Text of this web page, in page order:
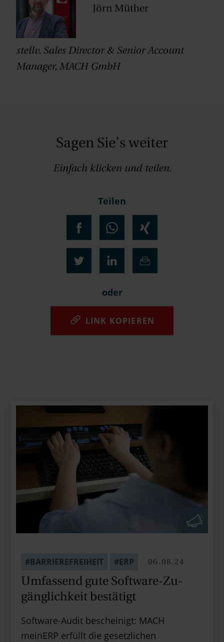
Jörn Müther
stellv. Sales Director & Senior Account
Manager, MACH GmbH
Sagen Sie’s weiter
Einfach klicken und teilen.
Teilen
oder
LINK KOPIEREN
#BARRIEREFREIHEIT #ERP 06.08.24
Umfassend gute Software-Zu­
gäng­lich­keit bestätigt
Software-Audit bescheinigt: MACH
meinERP erfüllt die gesetzlichen